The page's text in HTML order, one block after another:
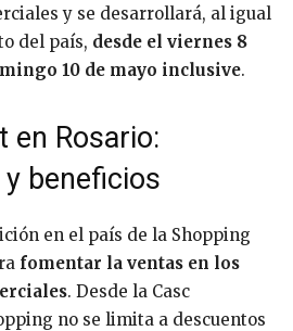
y se desarrollará, al igual
del país, desde el viernes 8
10 de mayo inclusive.
en Rosario:
beneficios
en el país de la Shopping
fomentar la ventas en los
. Desde la Casc
no se limita a descuentos